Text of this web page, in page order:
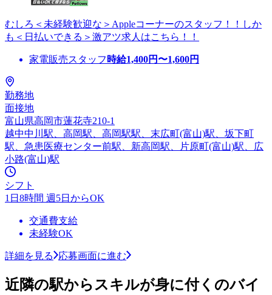
むしろ＜未経験歓迎な＞Appleコーナーのスタッフ！！しか
も＜日払いできる＞激アツ求人はこちら！！
家電販売スタッフ 時給1,400円〜1,600円
勤務地
面接地
富山県高岡市蓮花寺210-1
越中中川駅、高岡駅、高岡駅駅、末広町(富山)駅、坂下町
駅、急患医療センター前駅、新高岡駅、片原町(富山)駅、広
小路(富山)駅
シフト
1日8時間 週5日からOK
交通費支給
未経験OK
詳細を見る 応募画面に進む
近隣の駅からスキルが身に付くのバイ